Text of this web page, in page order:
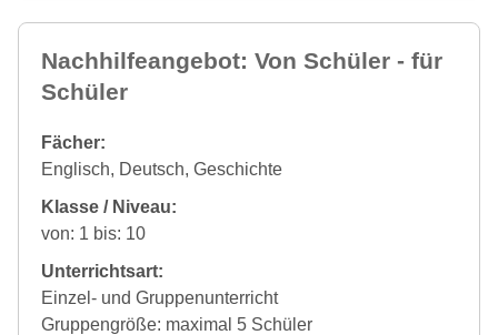
Nachhilfeangebot: Von Schüler - für
Schüler
Fächer:
Englisch, Deutsch, Geschichte
Klasse / Niveau:
von: 1 bis: 10
Unterrichtsart:
Einzel- und Gruppenunterricht
Gruppengröße: maximal 5 Schüler